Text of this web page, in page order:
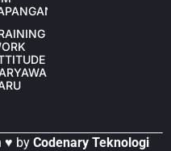
♥ by Codenary Teknologi